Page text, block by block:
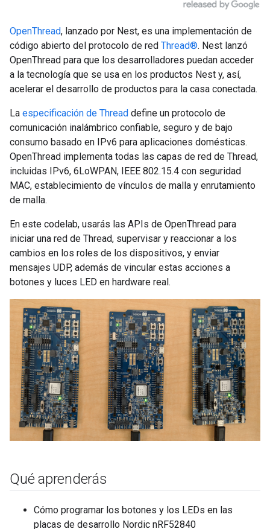
OpenThread, lanzado por Nest, es una implementación de
código abierto del protocolo de red Thread®. Nest lanzó
OpenThread para que los desarrolladores puedan acceder
a la tecnología que se usa en los productos Nest y, así,
acelerar el desarrollo de productos para la casa conectada.
La especificación de Thread define un protocolo de
comunicación inalámbrico confiable, seguro y de bajo
consumo basado en IPv6 para aplicaciones domésticas.
OpenThread implementa todas las capas de red de Thread,
incluidas IPv6, 6LoWPAN, IEEE 802.15.4 con seguridad
MAC, establecimiento de vínculos de malla y enrutamiento
de malla.
En este codelab, usarás las APIs de OpenThread para
iniciar una red de Thread, supervisar y reaccionar a los
cambios en los roles de los dispositivos, y enviar
mensajes UDP, además de vincular estas acciones a
botones y luces LED en hardware real.
Qué aprenderás
Cómo programar los botones y los LEDs en las
placas de desarrollo Nordic nRF52840